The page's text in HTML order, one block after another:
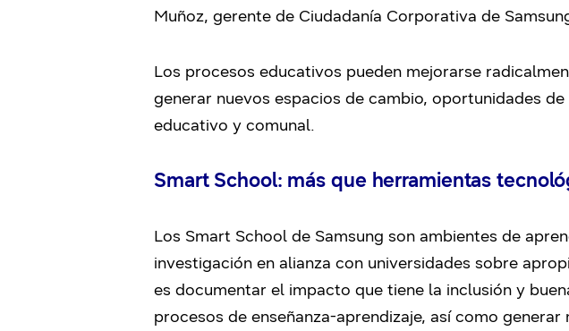
Muñoz, gerente de Ciudadanía Corporativa de
Los procesos educativos pueden mejorarse
generar nuevos espacios de cambio, oportunidades
educativo y comunal.
Smart School: más que herramientas
Los Smart School de Samsung son ambientes de
investigación en alianza con universidades sobre
es documentar el impacto que tiene la inclusión y
procesos de enseñanza-aprendizaje, así como